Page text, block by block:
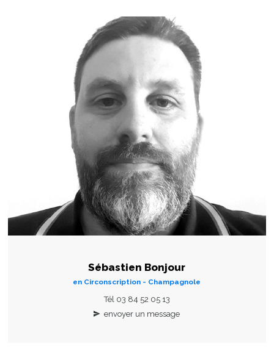
Sébastien Bonjour
en Circonscription - Champagnole
Tél 03 84 52 05 13
envoyer un message